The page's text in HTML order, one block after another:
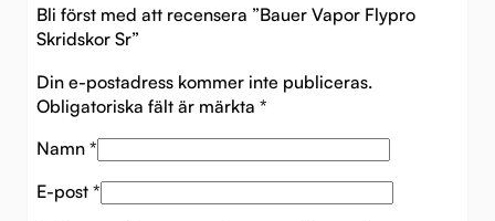
Bli först med att recensera ”Bauer Vapor Flypro
Skridskor Sr”
Din e-postadress kommer inte publiceras.
Obligatoriska fält är märkta *
Namn *
E-post *